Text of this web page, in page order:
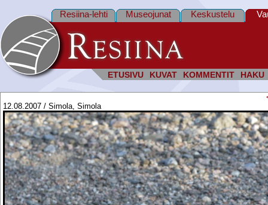
ETUSIVU KUVAT KOMMENTIT HAKU
Resiina-lehti Museojunat Keskustelu
12.08.2007 / Simola, Simola